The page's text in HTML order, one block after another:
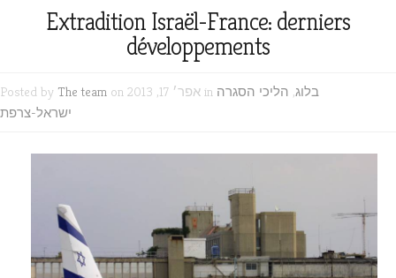
Extradition Israël-France: derniers
développements
Posted by The team on אפר׳ 17, 2013 in בלוג, הליכי הסגרה
ישראל-צרפת